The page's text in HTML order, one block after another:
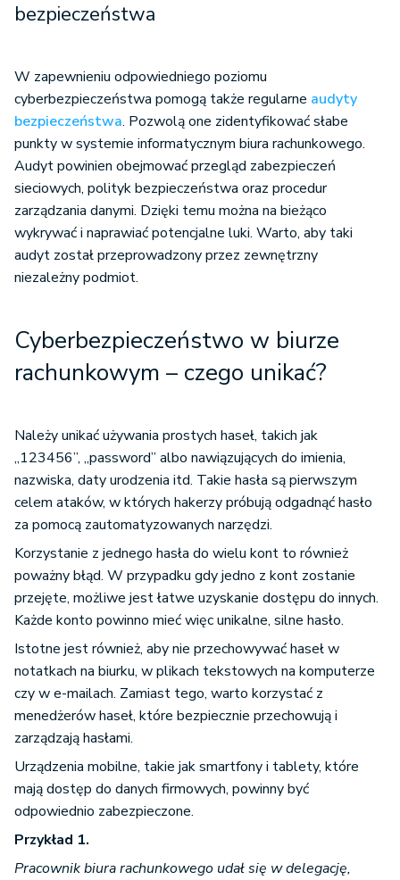
bezpieczeństwa
W zapewnieniu odpowiedniego poziomu
cyberbezpieczeństwa pomogą także regularne audyty
bezpieczeństwa. Pozwolą one zidentyfikować słabe
punkty w systemie informatycznym biura rachunkowego.
Audyt powinien obejmować przegląd zabezpieczeń
sieciowych, polityk bezpieczeństwa oraz procedur
zarządzania danymi. Dzięki temu można na bieżąco
wykrywać i naprawiać potencjalne luki. Warto, aby taki
audyt został przeprowadzony przez zewnętrzny
niezależny podmiot.
Cyberbezpieczeństwo w biurze
rachunkowym – czego unikać?
Należy unikać używania prostych haseł, takich jak
„123456”, „password” albo nawiązujących do imienia,
nazwiska, daty urodzenia itd. Takie hasła są pierwszym
celem ataków, w których hakerzy próbują odgadnąć hasło
za pomocą zautomatyzowanych narzędzi.
Korzystanie z jednego hasła do wielu kont to również
poważny błąd. W przypadku gdy jedno z kont zostanie
przejęte, możliwe jest łatwe uzyskanie dostępu do innych.
Każde konto powinno mieć więc unikalne, silne hasło.
Istotne jest również, aby nie przechowywać haseł w
notatkach na biurku, w plikach tekstowych na komputerze
czy w e-mailach. Zamiast tego, warto korzystać z
menedżerów haseł, które bezpiecznie przechowują i
zarządzają hasłami.
Urządzenia mobilne, takie jak smartfony i tablety, które
mają dostęp do danych firmowych, powinny być
odpowiednio zabezpieczone.
Przykład 1.
Pracownik biura rachunkowego udał się w delegację,